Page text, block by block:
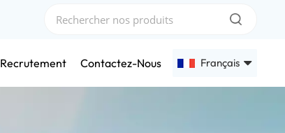
Recrutement Contactez-Nous Français